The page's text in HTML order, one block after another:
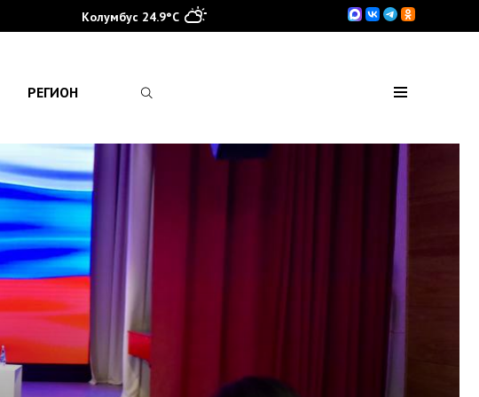
Колумбус 24.9°C
РЕГИОН